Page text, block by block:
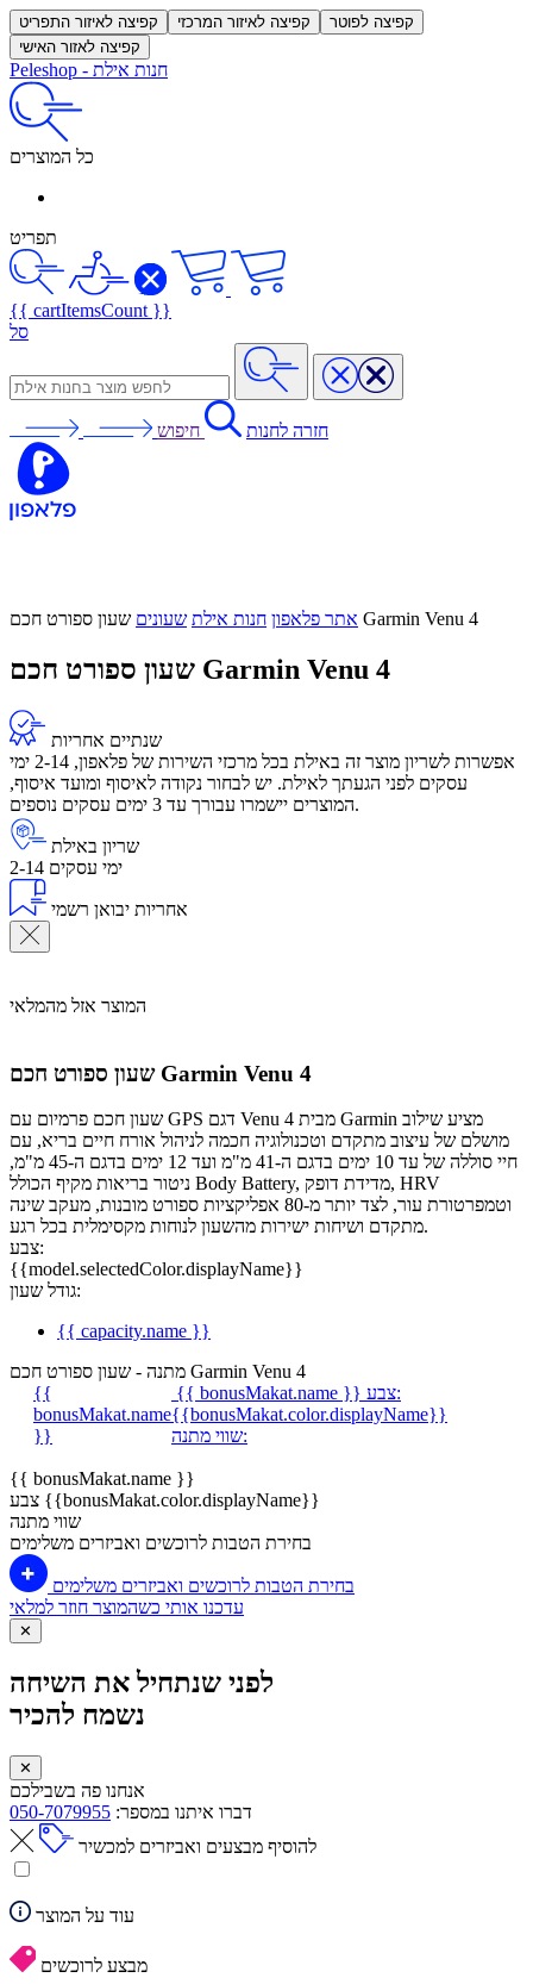
קפיצה לאיזור התפריט קפיצה לאיזור המרכזי
קפיצה לפוטר
קפיצה לאזור האישי
Peleshop - חנות אילת
כל המוצרים
תפריט
{{ cartItemsCount }}
סל
חזרה לחנות חיפוש
אתר פלאפון חנות אילת שעונים שעון ספורט חכם Garmin Venu 4
שעון ספורט חכם Garmin Venu 4
שנתיים אחריות
אפשרות לשריון מוצר זה באילת בכל מרכזי השירות של פלאפון, 2-14 ימי
עסקים לפני הגעתך לאילת. יש לבחור נקודה לאיסוף ומועד איסוף,
המוצרים יישמרו עבורך עד 3 ימים עסקים נוספים.
שריון באילת
2-14 ימי עסקים
אחריות יבואן רשמי
המוצר אזל מהמלאי
שעון ספורט חכם Garmin Venu 4
שעון חכם פרמיום עם GPS דגם Venu 4 מבית Garmin מציע שילוב
מושלם של עיצוב מתקדם וטכנולוגיה חכמה לניהול אורח חיים בריא, עם
חיי סוללה של עד 10 ימים בדגם ה-41 מ"מ ועד 12 ימים בדגם ה-45 מ"מ,
ניטור בריאות מקיף הכולל Body Battery, מדידת דופק, HRV
וטמפרטורת עור, לצד יותר מ-80 אפליקציות ספורט מובנות, מעקב שינה
מתקדם ושיחות ישירות מהשעון לנוחות מקסימלית בכל רגע.
צבע:
{{model.selectedColor.displayName}}
גודל שעון:
{{ capacity.name }}
מתנה - שעון ספורט חכם Garmin Venu 4
{{
bonusMakat.name
}}
{{ bonusMakat.name }}
צבע:
{{bonusMakat.color.displayName}}
שווי מתנה:
{{ bonusMakat.name }}
צבע {{bonusMakat.color.displayName}}
שווי מתנה
בחירת הטבות לרוכשים ואביזרים משלימים
בחירת הטבות לרוכשים ואביזרים משלימים
עדכנו אותי כשהמוצר חוזר למלאי
✕
לפני שנתחיל את השיחה
נשמח להכיר
✕
אנחנו פה בשבילכם
דברו איתנו במספר: 050-7079955
להוסיף מבצעים ואביזרים למכשיר
עוד על המוצר
מבצע לרוכשים